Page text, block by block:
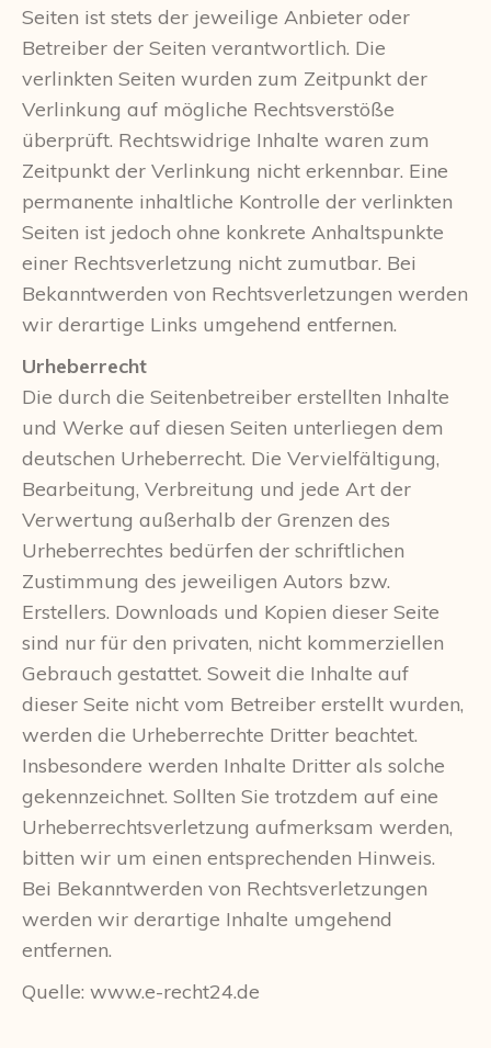
Seiten ist stets der jeweilige Anbieter oder
Betreiber der Seiten verantwortlich. Die
verlinkten Seiten wurden zum Zeitpunkt der
Verlinkung auf mögliche Rechtsverstöße
überprüft. Rechtswidrige Inhalte waren zum
Zeitpunkt der Verlinkung nicht erkennbar. Eine
permanente inhaltliche Kontrolle der verlinkten
Seiten ist jedoch ohne konkrete Anhaltspunkte
einer Rechtsverletzung nicht zumutbar. Bei
Bekanntwerden von Rechtsverletzungen werden
wir derartige Links umgehend entfernen.
Urheberrecht
Die durch die Seitenbetreiber erstellten Inhalte
und Werke auf diesen Seiten unterliegen dem
deutschen Urheberrecht. Die Vervielfältigung,
Bearbeitung, Verbreitung und jede Art der
Verwertung außerhalb der Grenzen des
Urheberrechtes bedürfen der schriftlichen
Zustimmung des jeweiligen Autors bzw.
Erstellers. Downloads und Kopien dieser Seite
sind nur für den privaten, nicht kommerziellen
Gebrauch gestattet. Soweit die Inhalte auf
dieser Seite nicht vom Betreiber erstellt wurden,
werden die Urheberrechte Dritter beachtet.
Insbesondere werden Inhalte Dritter als solche
gekennzeichnet. Sollten Sie trotzdem auf eine
Urheberrechtsverletzung aufmerksam werden,
bitten wir um einen entsprechenden Hinweis.
Bei Bekanntwerden von Rechtsverletzungen
werden wir derartige Inhalte umgehend
entfernen.
Quelle: www.e-recht24.de